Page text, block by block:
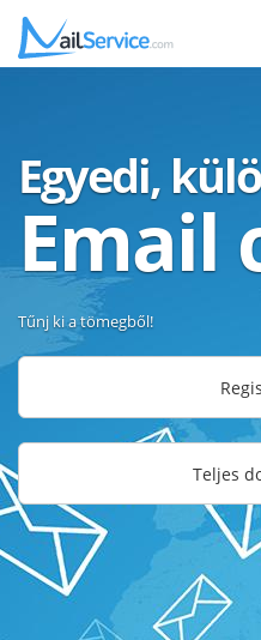
Egyedi,
Email
Tűnj ki a tömegből!
Teljes